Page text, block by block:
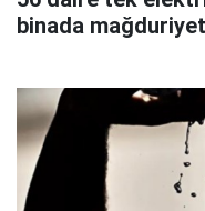
binada